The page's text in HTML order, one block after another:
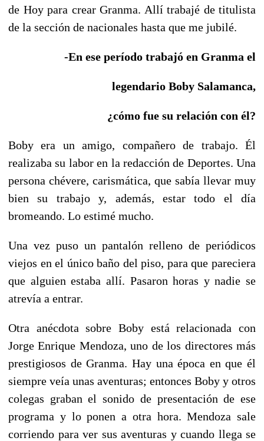
de Hoy para crear Granma. Allí trabajé de titulista
de la sección de nacionales hasta que me jubilé.
-En ese período trabajó en Granma el
legendario Boby Salamanca,
¿cómo fue su relación con él?
Boby era un amigo, compañero de trabajo. Él
realizaba su labor en la redacción de Deportes. Una
persona chévere, carismática, que sabía llevar muy
bien su trabajo y, además, estar todo el día
bromeando. Lo estimé mucho.
Una vez puso un pantalón relleno de periódicos
viejos en el único baño del piso, para que pareciera
que alguien estaba allí. Pasaron horas y nadie se
atrevía a entrar.
Otra anécdota sobre Boby está relacionada con
Jorge Enrique Mendoza, uno de los directores más
prestigiosos de Granma. Hay una época en que él
siempre veía unas aventuras; entonces Boby y otros
colegas graban el sonido de presentación de ese
programa y lo ponen a otra hora. Mendoza sale
corriendo para ver sus aventuras y cuando llega se